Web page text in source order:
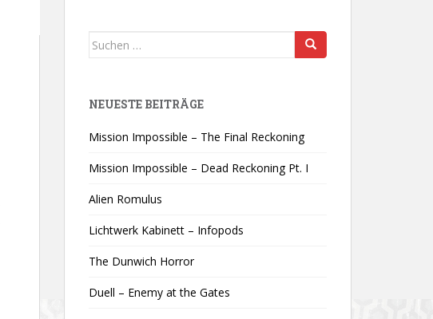
Suchen
NEUESTE BEITRÄGE
Mission Impossible – The Final Reckoning
Mission Impossible – Dead Reckoning Pt. I
Alien Romulus
Lichtwerk Kabinett – Infopods
The Dunwich Horror
Duell – Enemy at the Gates